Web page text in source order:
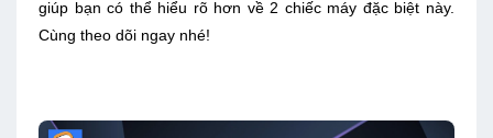
giúp bạn có thể hiểu rõ hơn về 2 chiếc máy đặc biệt này.
Cùng theo dõi ngay nhé!